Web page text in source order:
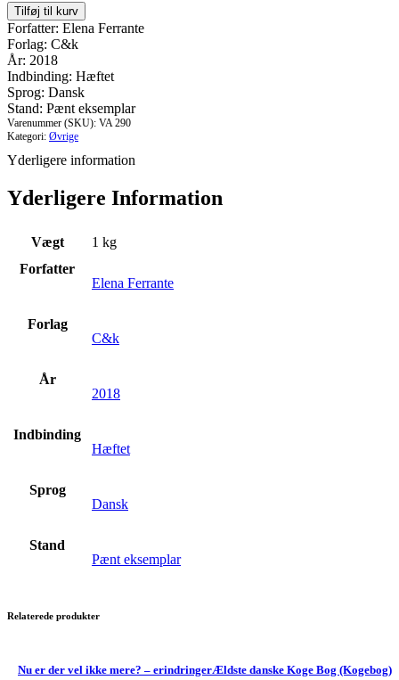
Dem
der
flygter
og
dem
der
bliver
antal
Tilføj til kurv
Forfatter: Elena Ferrante
Forlag: C&k
År: 2018
Indbinding: Hæftet
Sprog: Dansk
Stand: Pænt eksemplar
Varenummer (SKU): VA 290
Kategori: Øvrige
Yderligere information
Yderligere Information
Vægt
1 kg
Forfatter
Elena Ferrante
Forlag
C&k
År
2018
Indbinding
Hæftet
Sprog
Dansk
Stand
Pænt eksemplar
Relaterede produkter
Ældste danske Koge Bog (Kogebog)
Nu er der vel ikke mere? – erindringer